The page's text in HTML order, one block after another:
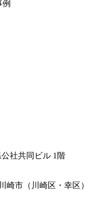
社共同ビル 1階
崎市（川崎区・幸区）